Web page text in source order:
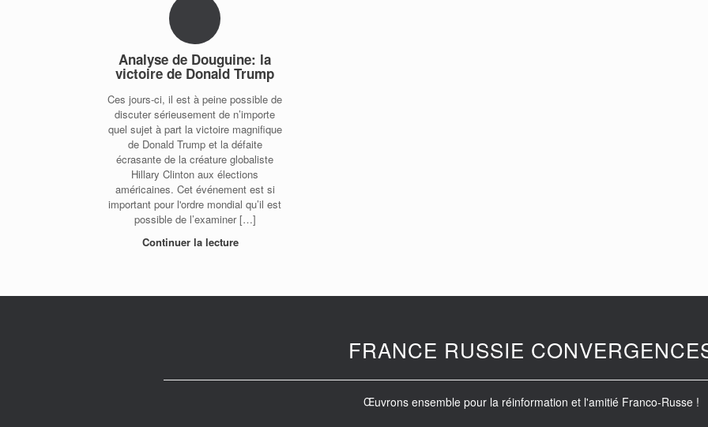
Analyse de Douguine: la
victoire de Donald Trump
Ces jours-ci, il est à peine possible de
discuter sérieusement de n’importe
quel sujet à part la victoire magnifique
de Donald Trump et la défaite
écrasante de la créature globaliste
Hillary Clinton aux élections
américaines. Cet événement est si
important pour l'ordre mondial qu’il est
possible de l’examiner […]
Continuer la lecture
FRANCE RUSSIE
Œuvrons ensemble pour la réinformation et l'amitié Franco-Russe !